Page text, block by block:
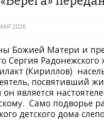
2026
Божией Матери и
Сергия
(Кириллов)
посвятивший
он является
Само подворье
детского дома